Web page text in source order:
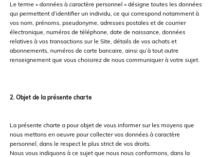
Le terme « données à caractère personnel » désigne toutes les données
qui permettent d’identifier un individu, ce qui correspond notamment à
vos nom, prénoms, pseudonyme, adresses postales et de courrier
électronique, numéros de téléphone, date de naissance, données
relatives à vos transactions sur le Site, détails de vos achats et
abonnements, numéros de carte bancaire, ainsi qu’à tout autre
renseignement que vous choisirez de nous communiquer à votre sujet.
2. Objet de la présente charte
La présente charte a pour objet de vous informer sur les moyens que
nous mettons en oeuvre pour collecter vos données à caractère
personnel, dans le respect le plus strict de vos droits.
Nous vous indiquons à ce sujet que nous nous conformons, dans la